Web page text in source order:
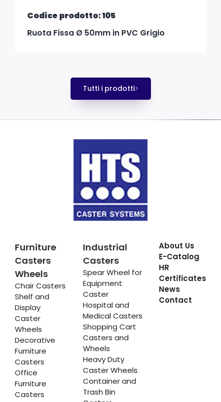
Codice prodotto: 105
Ruota Fissa Ø 50mm in PVC Grigio
Tutti i prodotti
Furniture
Casters
Wheels
Chair Casters
Shelf and
Display
Caster
Wheels
Decorative
Furniture
Casters
Office
Furniture
Casters
Industrial
Casters
Spear Wheel for
Equipment
Caster
Hospital and
Medical Casters
Shopping Cart
Casters and
Wheels
Heavy Duty
Caster Wheels
Container and
Trash Bin
About Us
E-Catalog
HR
Certificates
News
Contact